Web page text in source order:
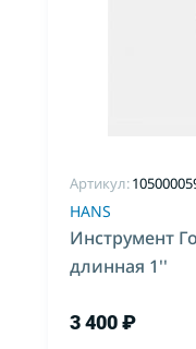
Артикул:
HANS
Инструмент
длинная 1''
3 400 ₽